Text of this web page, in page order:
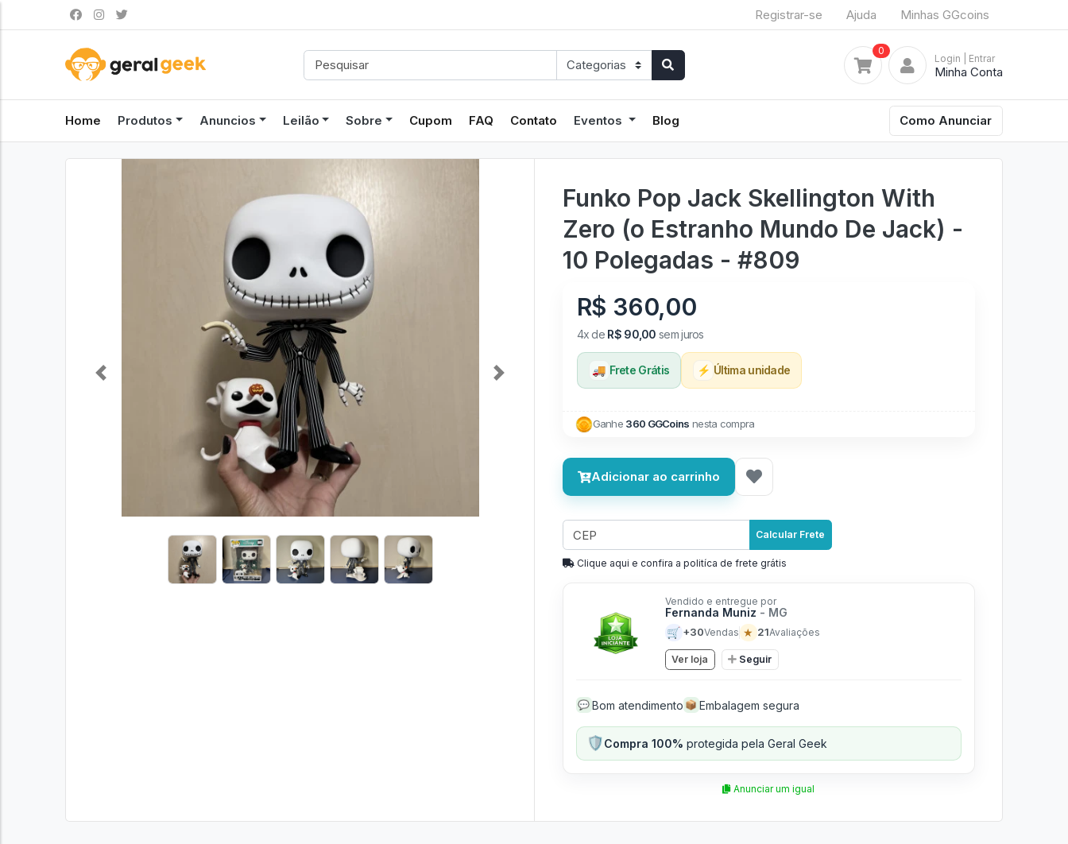
Registrar-se Ajuda Minhas GGcoins
0
Login | Entrar
Minha Conta
Home Produtos Anuncios Leilão Sobre Cupom FAQ Contato Eventos Blog Como Anunciar
Previous Next
Funko Pop Jack Skellington With
Zero (o Estranho Mundo De Jack) -
10 Polegadas - #809
R$ 360,00
4x de R$ 90,00 sem juros
🚚 Frete Grátis ⚡ Última unidade
Ganhe 360 GGCoins nesta compra
Adicionar ao carrinho
Calcular Frete
Clique aqui e confira a politíca de frete grátis
Vendido e entregue por
Fernanda Muniz - MG
🛒 +30Vendas ★ 21Avaliações
Ver loja Seguir
💬 Bom atendimento 📦 Embalagem segura
🛡️Compra 100% protegida pela Geral Geek
Anunciar um igual